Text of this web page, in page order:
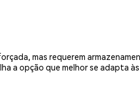
mas requerem
a opção que melhor se adapta